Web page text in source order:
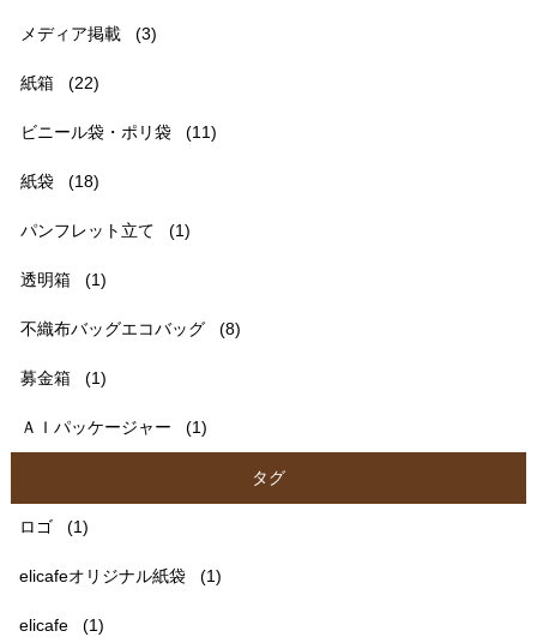
メディア掲載 (3)
紙箱 (22)
ビニール袋・ポリ袋 (11)
紙袋 (18)
パンフレット立て (1)
透明箱 (1)
不織布バッグエコバッグ (8)
募金箱 (1)
ＡＩパッケージャー (1)
タグ
ロゴ (1)
elicafeオリジナル紙袋 (1)
elicafe (1)